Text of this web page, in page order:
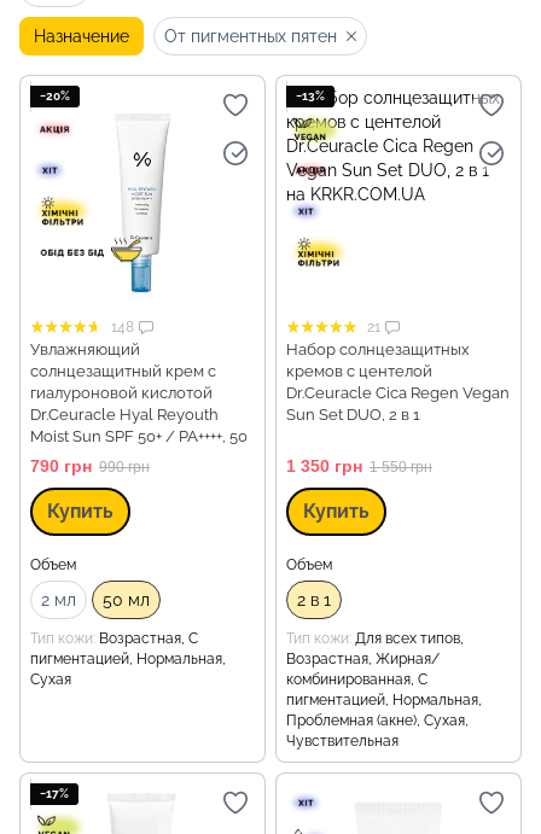
Назначение От пигментных пятен
−20%
148
Увлажняющий
солнцезащитный крем с
гиалуроновой кислотой
Dr.Ceuracle Hyal Reyouth
Moist Sun SPF 50+ / PA++++, 50
мл
790 грн 990 грн
Купить
Объем
2 мл 50 мл
Тип кожи Возрастная, С
пигментацией, Нормальная,
Сухая
−13%
21
Набор солнцезащитных
кремов с центелой
Dr.Ceuracle Cica Regen Vegan
Sun Set DUO, 2 в 1
1 350 грн 1 550 грн
Купить
Объем
2 в 1
Тип кожи Для всех типов,
Возрастная, Жирная/
комбинированная, С
пигментацией, Нормальная,
Проблемная (акне), Сухая,
Чувствительная
−17%